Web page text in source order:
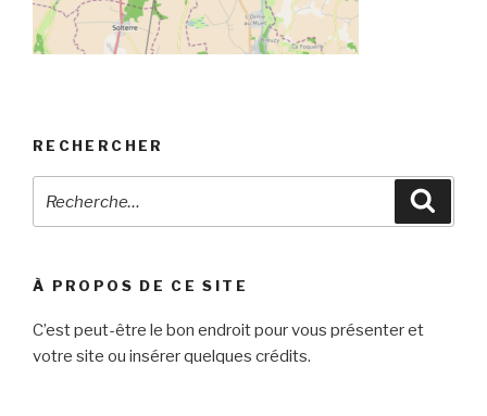
RECHERCHER
pour
À PROPOS DE CE SITE
C’est peut-être le bon endroit pour vous présenter et
votre site ou insérer quelques crédits.